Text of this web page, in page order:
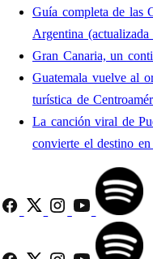
Guía completa de las
Argentina (actualizada
Gran Canaria, un
Guatemala vuelve al
turística de
La canción viral de
convierte el destino